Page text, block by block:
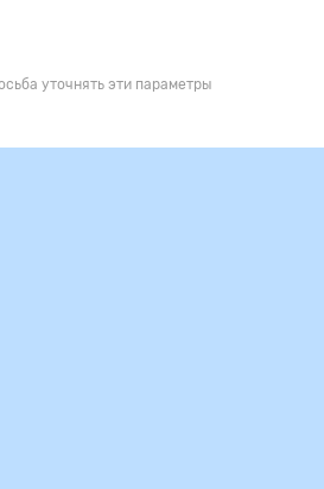
уточнять эти параметры